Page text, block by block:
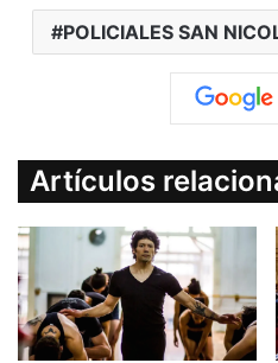
POLICIALES SAN
Artículos